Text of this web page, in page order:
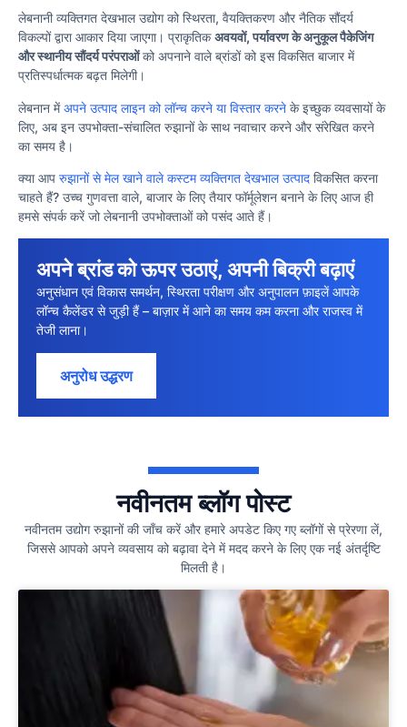
लेबनानी व्यक्तिगत देखभाल उद्योग को स्थिरता, वैयक्तिकरण और नैतिक सौंदर्य
विकल्पों द्वारा आकार दिया जाएगा। प्राकृतिकअवयवों, पर्यावरण के अनुकूल पैकेजिंग
और स्थानीय सौंदर्य परंपराओंको अपनाने वाले ब्रांडों को इस विकसित बाजार में
प्रतिस्पर्धात्मक बढ़त मिलेगी।
लेबनान मेंअपने उत्पाद लाइन को लॉन्च करने या विस्तार करने के इच्छुक व्यवसायों के
लिए, अब इन उपभोक्ता-संचालित रुझानों के साथ नवाचार करने और संरेखित करने
का समय है।
क्या आप रुझानों से मेल खाने वाले कस्टम व्यक्तिगत देखभाल उत्पाद विकसित करना
चाहते हैं? उच्च गुणवत्ता वाले, बाजार के लिए तैयार फॉर्मूलेशन बनाने के लिए आज ही
हमसे संपर्क करें जो लेबनानी उपभोक्ताओं को पसंद आते हैं।
अपने ब्रांड को ऊपर उठाएं, अपनी बिक्री बढ़ाएं
अनुसंधान एवं विकास समर्थन, स्थिरता परीक्षण और अनुपालन फ़ाइलें आपके
लॉन्च कैलेंडर से जुड़ी हैं – बाज़ार में आने का समय कम करना और राजस्व में
तेजी लाना।
अनुरोध उद्धरण
नवीनतम ब्लॉग पोस्ट
नवीनतम उद्योग रुझानों की जाँच करें और हमारे अपडेट किए गए ब्लॉगों से प्रेरणा लें,
जिससे आपको अपने व्यवसाय को बढ़ावा देने में मदद करने के लिए एक नई अंतर्दृष्टि
मिलती है।